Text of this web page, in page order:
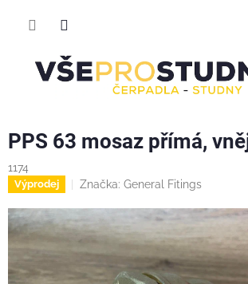
PPS 63 mosaz přímá,
1174
Výprodej Značka: General Fitings